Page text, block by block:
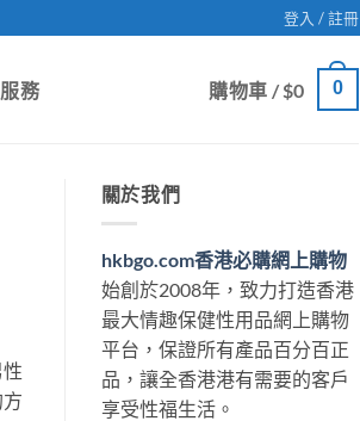
登入 / 註冊
務 購物車 /$0 0
關於我們
hkbgo.com香港必購網上購物
始創於2008年，致力打造香港
最大情趣保健性用品網上購物
平台，保證所有產品百分百正
品，讓全香港港有需要的客戶
享受性福生活。